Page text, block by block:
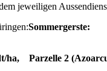
jeweiligen
Sommergerste:
ha, Parzelle 2